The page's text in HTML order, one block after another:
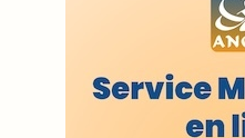
A
VOS